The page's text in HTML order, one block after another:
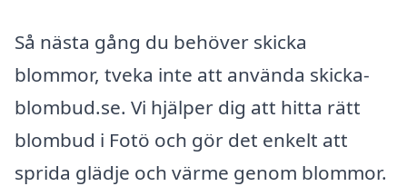
Så nästa gång du behöver skicka
blommor, tveka inte att använda skicka-
blombud.se. Vi hjälper dig att hitta rätt
blombud i Fotö och gör det enkelt att
sprida glädje och värme genom blommor.